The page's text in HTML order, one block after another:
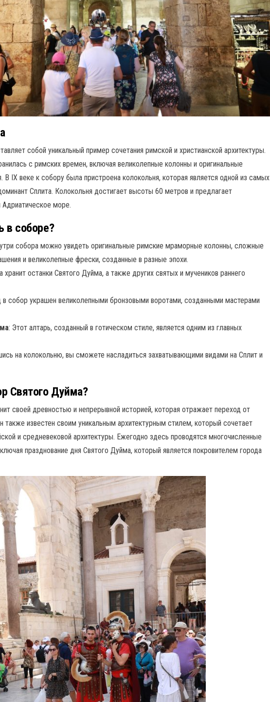
собой уникальный пример сочетания римской и христианской архитектуры.
с римских времен, включая великолепные колонны и оригинальные
IX веке к собору была пристроена колокольня, которая является одной из самых
Сплита. Колокольня достигает высоты 60 метров и предлагает
море.
в соборе?
собора можно увидеть оригинальные римские мраморные колонны, сложные
и великолепные фрески, созданные в разные эпохи.
хранит останки Святого Дуйма, а также других святых и мучеников раннего
в собор украшен великолепными бронзовыми воротами, созданными мастерами
: Этот алтарь, созданный в готическом стиле, является одним из главных
на колокольню, вы сможете насладиться захватывающими видами на Сплит и
Святого Дуйма?
своей древностью и непрерывной историей, которая отражает переход от
также известен своим уникальным архитектурным стилем, который сочетает
и средневековой архитектуры. Ежегодно здесь проводятся многочисленные
празднование дня Святого Дуйма, который является покровителем города